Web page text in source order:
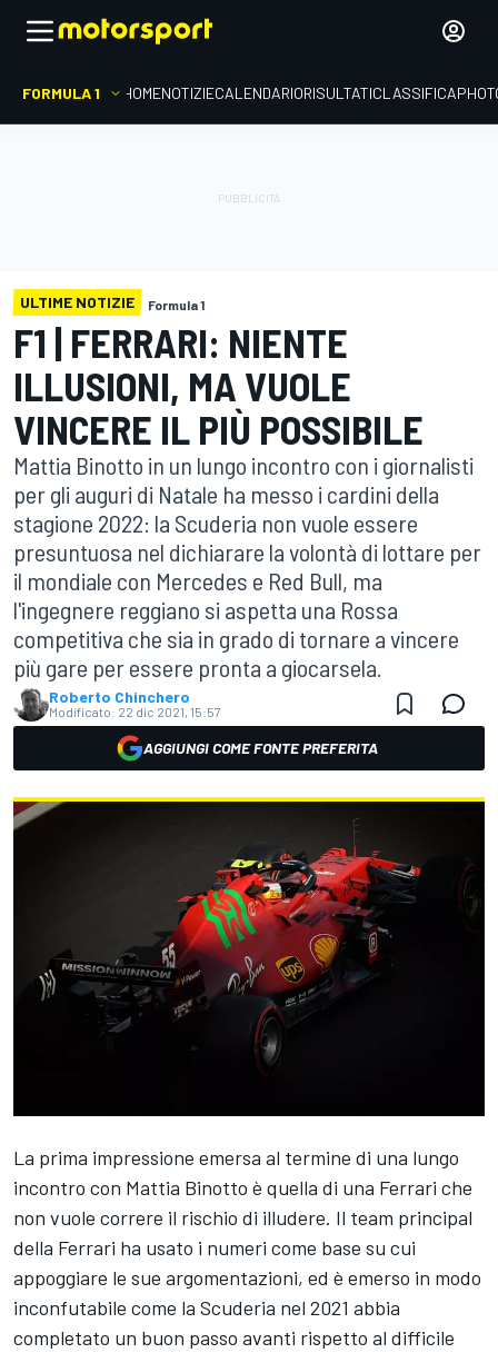
FORMULA 1 HOMENOTIZIECALENDARIORISULTATICLASSIFICA
ULTIME NOTIZIE Formula 1
F1 | FERRARI: NIENTE
ILLUSIONI, MA VUOLE
VINCERE IL PIÙ POSSIBILE
Mattia Binotto in un lungo incontro con i giornalisti
per gli auguri di Natale ha messo i cardini della
stagione 2022: la Scuderia non vuole essere
presuntuosa nel dichiarare la volontà di lottare per
il mondiale con Mercedes e Red Bull, ma
l'ingegnere reggiano si aspetta una Rossa
competitiva che sia in grado di tornare a vincere
più gare per essere pronta a giocarsela.
Roberto Chinchero
Modificato: 22 dic 2021, 15:57
AGGIUNGI COME FONTE PREFERITA
La prima impressione emersa al termine di una lungo
incontro con Mattia Binotto è quella di una Ferrari che
non vuole correre il rischio di illudere. Il team principal
della Ferrari ha usato i numeri come base su cui
appoggiare le sue argomentazioni, ed è emerso in modo
inconfutabile come la Scuderia nel 2021 abbia
completato un buon passo avanti rispetto al difficile